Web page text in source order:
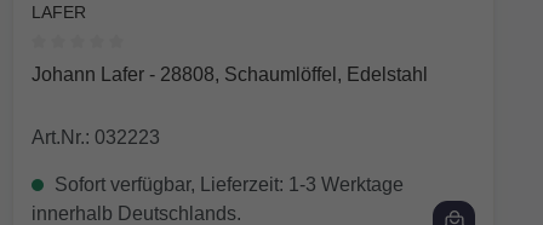
LAFER
Durchschnittliche Bewertung von 0 von 5 Sternen
Johann Lafer - 28808, Schaumlöffel, Edelstahl
Art.Nr.: 032223
Sofort verfügbar, Lieferzeit: 1-3 Werktage
innerhalb Deutschlands.